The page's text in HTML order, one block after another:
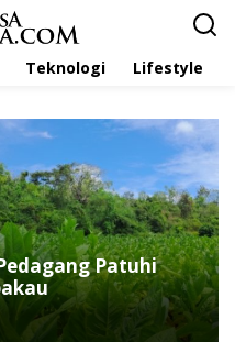
Teknologi Lifestyle
Patuhi